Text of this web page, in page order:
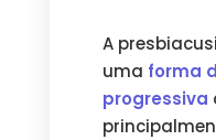
A
uma forma
progressiva